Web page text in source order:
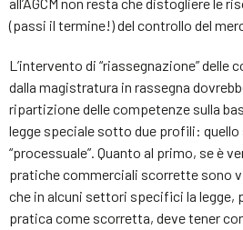
(passi il termine!) del controllo del
L’intervento di “riassegnazione” delle
dalla magistratura in rassegna
ripartizione delle competenze sulla
legge speciale sotto due profili: quello
“processuale”. Quanto al primo, se è
pratiche commerciali scorrette sono
che in alcuni settori specifici la legge,
pratica come scorretta, deve tener